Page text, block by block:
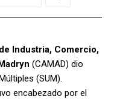
Industria, Comercio,
(CAMAD) dio
(SUM).
encabezado por el